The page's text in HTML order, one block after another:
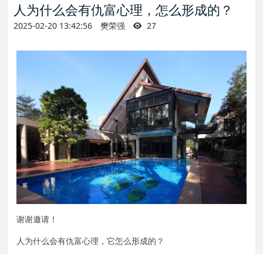
人为什么会有仇富心理，怎么形成的？
2025-02-20 13:42:56 樊荣强 27
谢谢邀请！
人为什么会有仇富心理，它怎么形成的？